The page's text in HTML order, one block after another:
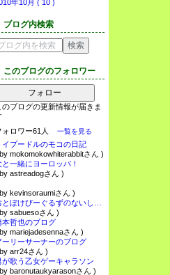
年10月 ( 10 )
ブログ内検索
このブログのフォロワー
フォロー
のブログの更新情報が届きま
ォロワー61人
一覧を見る
イプードルのモコの日記
mokomokowhiterabbitさん )
と一緒にヨーロッパ！
astreadogさん )
kevinsoraumiさん )
sabuesoさん )
本哲也のブログ
mariejadesennaさん )
ーリーサーナーのブログ
arr24さん )
が歌う乙女ゲーキャラソン
baronutaukyarasonさん )